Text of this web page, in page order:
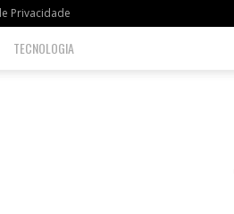
Privacidade
TECNOLOGIA